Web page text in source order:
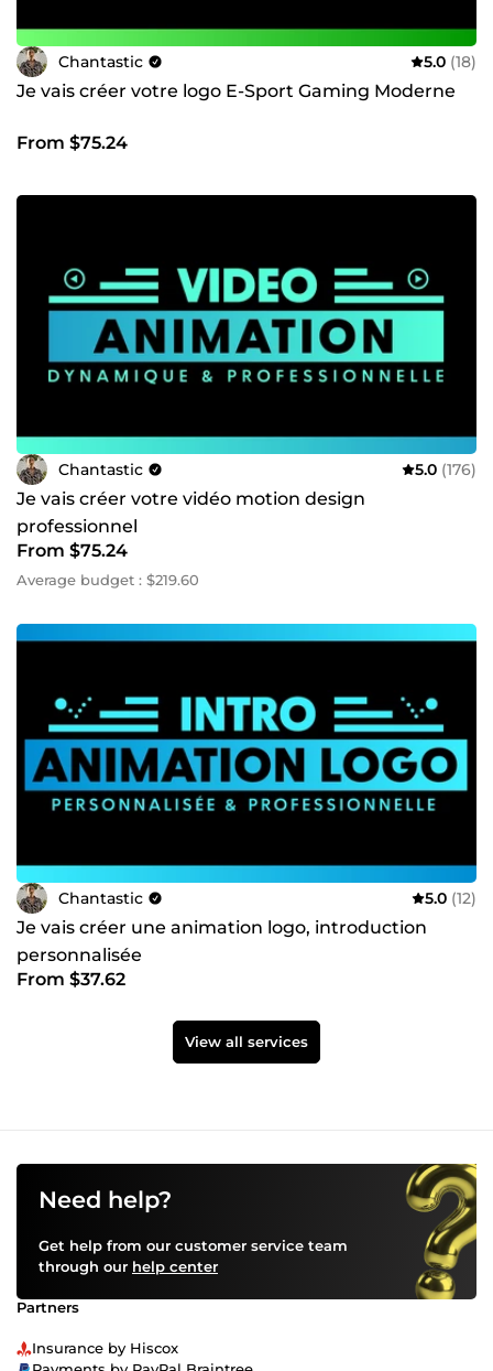
Chantastic 5.0 (18)
Je vais créer votre logo E-Sport Gaming Moderne
From $75.24
Chantastic 5.0 (176)
Je vais créer votre vidéo motion design
professionnel
From $75.24
Average budget : $219.60
Chantastic 5.0 (12)
Je vais créer une animation logo, introduction
personnalisée
From $37.62
View all services
Need help?
Get help from our customer service team
through our help center
Partners
Insurance by Hiscox